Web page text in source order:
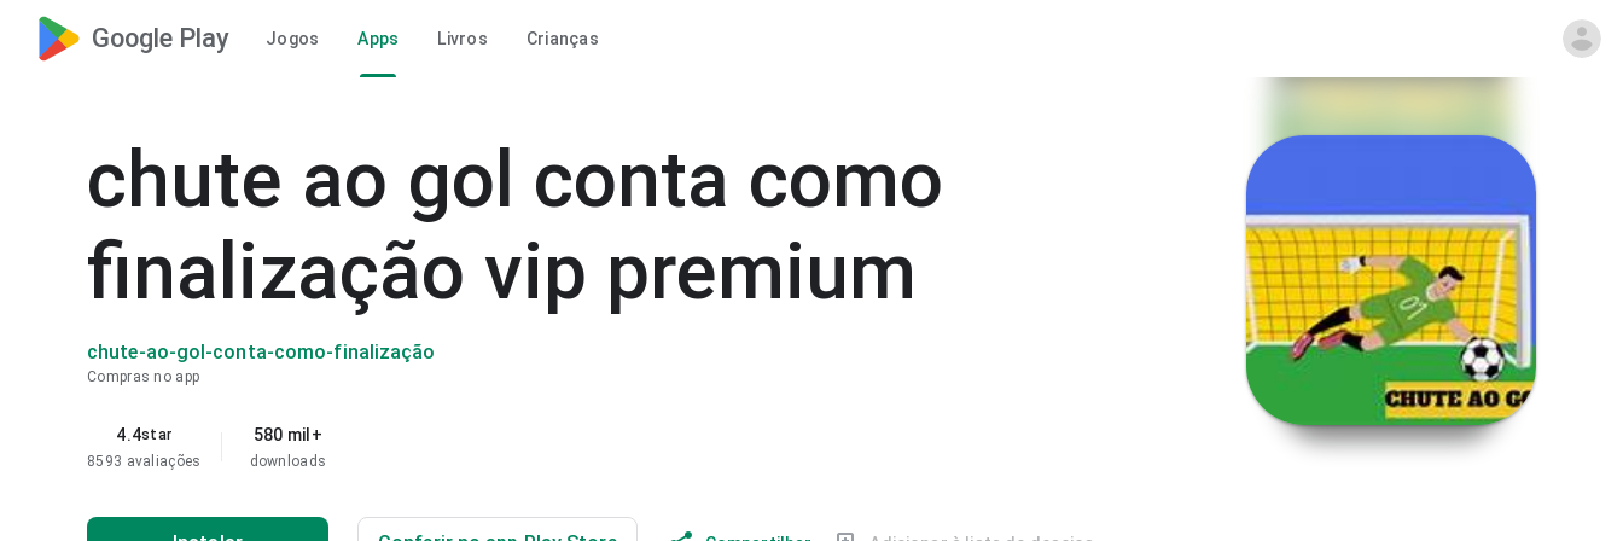
Google Play Jogos Apps Livros Crianças
chute ao gol conta como
finalização vip premium
chute-ao-gol-conta-como-finalização
Compras no app
4.4star
8593 avaliações
580 mil+
downloads